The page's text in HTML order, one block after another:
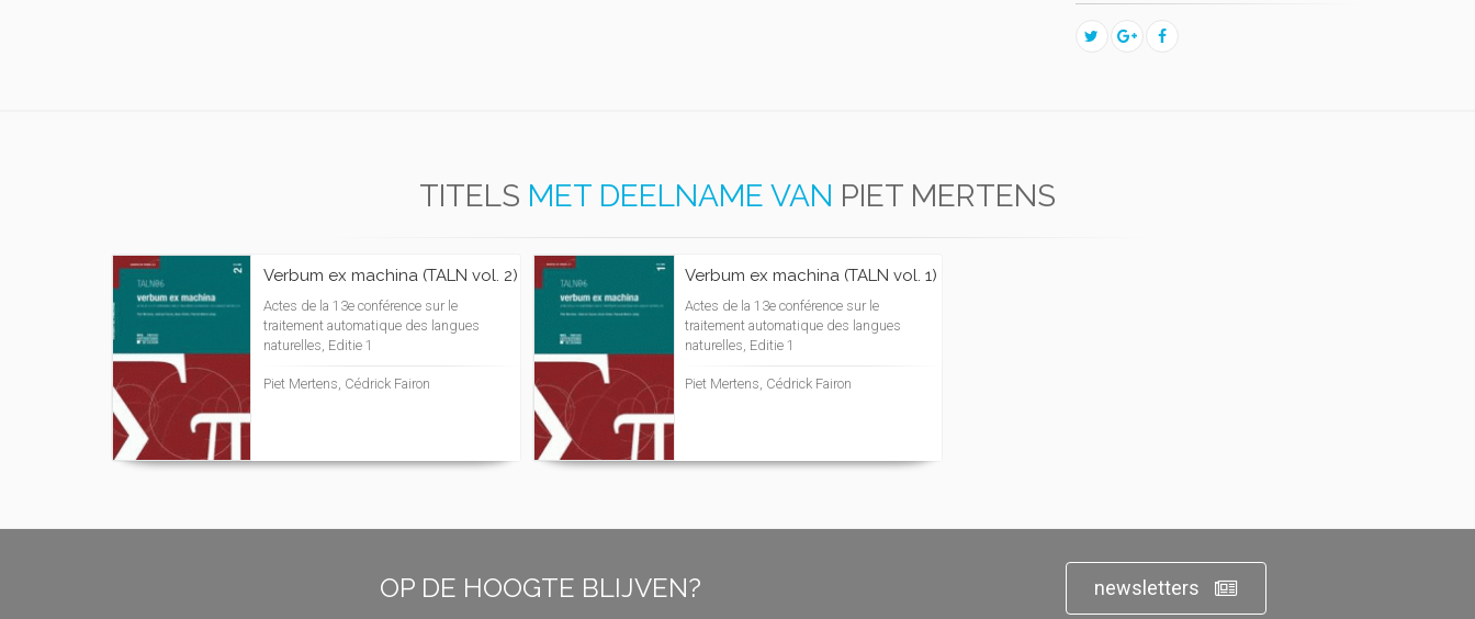
TITELS MET DEELNAME VAN PIET MERTENS
Verbum ex machina (TALN vol. 2)
Actes de la 13e conférence sur le
traitement automatique des langues
naturelles, Editie 1
Piet Mertens, Cédrick Fairon
Verbum ex machina (TALN vol. 1)
Actes de la 13e conférence sur le
traitement automatique des langues
naturelles, Editie 1
Piet Mertens, Cédrick Fairon
OP DE HOOGTE BLIJVEN? newsletters